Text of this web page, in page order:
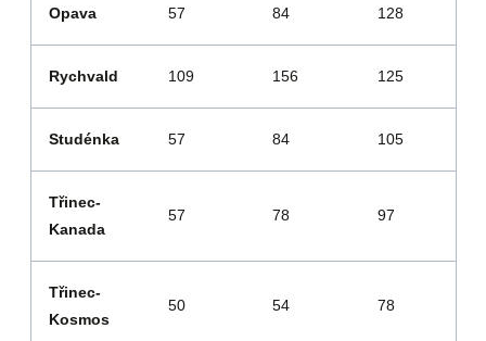
Opava 57 84 128
Rychvald 109 156 125
Studénka 57 84 105
Třinec-
Kanada
57 78 97
Třinec-
Kosmos
50 54 78